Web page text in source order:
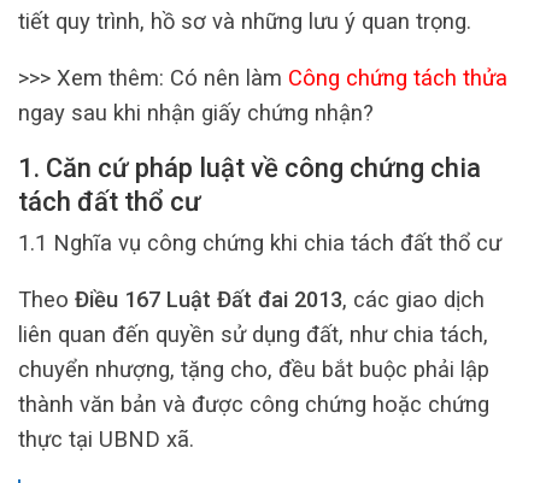
tiết quy trình, hồ sơ và những lưu ý quan trọng.
>>> Xem thêm: Có nên làm Công chứng tách thửa
ngay sau khi nhận giấy chứng nhận?
1. Căn cứ pháp luật về công chứng chia
tách đất thổ cư
1.1 Nghĩa vụ công chứng khi chia tách đất thổ cư
Theo Điều 167 Luật Đất đai 2013, các giao dịch
liên quan đến quyền sử dụng đất, như chia tách,
chuyển nhượng, tặng cho, đều bắt buộc phải lập
thành văn bản và được công chứng hoặc chứng
thực tại UBND xã.